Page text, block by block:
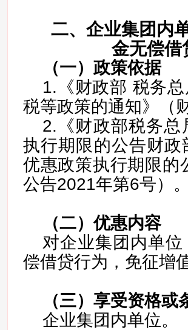
二、企业集团内
金无偿借
（一）政策依据
1.《财政部 税务
税等政策的通知》（
2.《财政部税务
执行期限的公告财
优惠政策执行期限的
公告2021年第6号）。
（二）优惠内容
对企业集团内单
偿借贷行为，免征增
（三） 享受资格或
企业集团内单位。